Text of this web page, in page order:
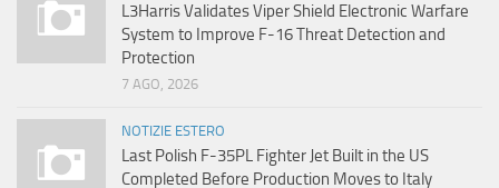
L3Harris Validates Viper Shield Electronic Warfare
System to Improve F-16 Threat Detection and
Protection
7 AGO, 2026
NOTIZIE ESTERO
Last Polish F-35PL Fighter Jet Built in the US
Completed Before Production Moves to Italy